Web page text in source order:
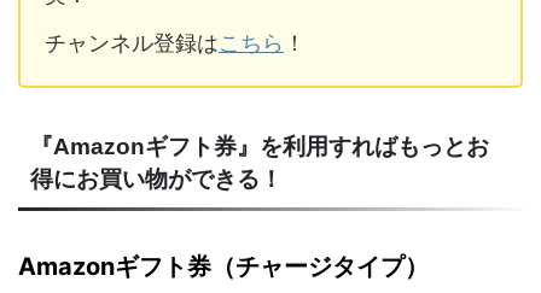
チャンネル登録はこちら ！
『Amazonギフト券』を利用すればもっとお
得にお買い物ができる！
Amazonギフト券（チャージタイプ）